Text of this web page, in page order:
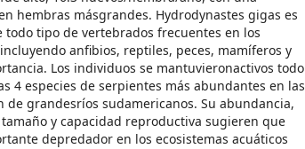
hembras másgrandes. Hydrodynastes gigas es
tipo de vertebrados frecuentes en los
anfibios, reptiles, peces, mamíferos y
Los individuos se mantuvieronactivos todo
4 especies de serpientes más abundantes en las
de grandesríos sudamericanos. Su abundancia,
y capacidad reproductiva sugieren que
depredador en los ecosistemas acuáticos